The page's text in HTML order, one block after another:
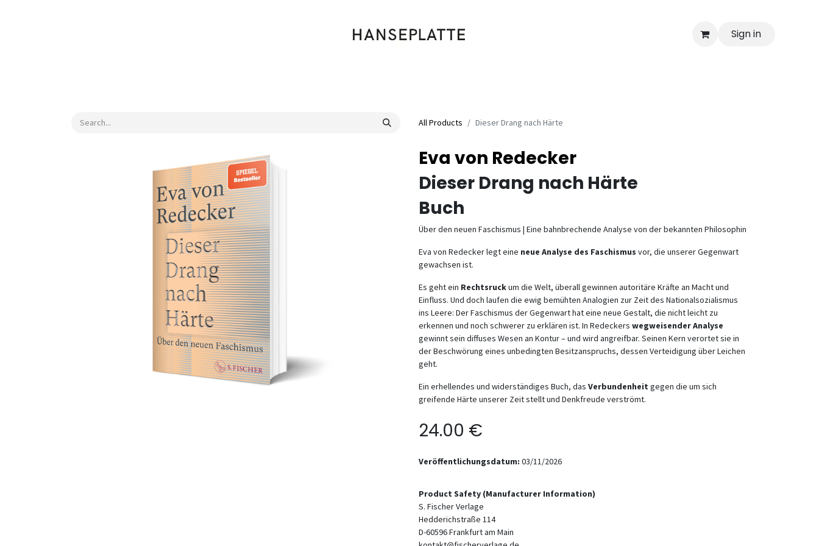
Sign in
All Products Dieser Drang nach Härte
Eva von Redecker
Dieser Drang nach Härte
Buch
Über den neuen Faschismus | Eine bahnbrechende Analyse von der bekannten Philosophin
Eva von Redecker legt eine neue Analyse des Faschismus vor, die unserer Gegenwart
gewachsen ist.
Es geht ein Rechtsruckum die Welt, überall gewinnen autoritäre Kräfte an Macht und
Einfluss. Und doch laufen die ewig bemühten Analogien zur Zeit des Nationalsozialismus
ins Leere: Der Faschismus der Gegenwart hat eine neue Gestalt, die nicht leicht zu
erkennen und noch schwerer zu erklären ist. In Redeckers wegweisender Analyse
gewinnt sein diffuses Wesen an Kontur – und wird angreifbar. Seinen Kern verortet sie in
der Beschwörung eines unbedingten Besitzanspruchs, dessen Verteidigung über Leichen
geht.
Ein erhellendes und widerständiges Buch, das Verbundenheit gegen die um sich
greifende Härte unserer Zeit stellt und Denkfreude verströmt.
24.00 €
Veröffentlichungsdatum: 03/11/2026
Product Safety (Manufacturer Information)
S. Fischer Verlage
Hedderichstraße 114
D-60596Frankfurt am Main